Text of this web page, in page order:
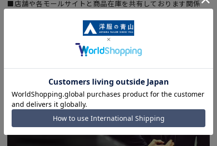
■店舗や各モールサイトと商品在庫を共有しております関係
を完了できない場合がございます。予めご了承ください。
■お急ぎ発送のご注文につきましても、ご注文のタイミングに
よってはお急ぎ発送サービスを選択できない場合がございま